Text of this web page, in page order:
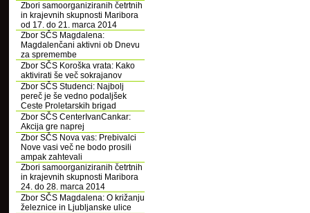
Zbori samoorganiziranih četrtnih
in krajevnih skupnosti Maribora
od 17. do 21. marca 2014
Zbor SČS Magdalena:
Magdalenčani aktivni ob Dnevu
za spremembe
Zbor SČS Koroška vrata: Kako
aktivirati še več sokrajanov
Zbor SČS Studenci: Najbolj
pereč je še vedno podaljšek
Ceste Proletarskih brigad
Zbor SČS CenterIvanCankar:
Akcija gre naprej
Zbor SČS Nova vas: Prebivalci
Nove vasi več ne bodo prosili
ampak zahtevali
Zbori samoorganiziranih četrtnih
in krajevnih skupnosti Maribora
24. do 28. marca 2014
Zbor SČS Magdalena: O križanju
železnice in Ljubljanske ulice